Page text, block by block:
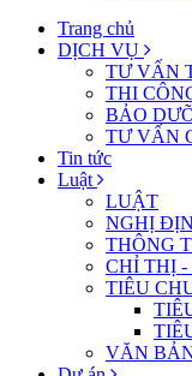
Trang chủ
DỊCH VỤ
TƯ VẤN
THI
BẢO
TƯ VẤN
Tin tức
Luật
LUẬT
NGHỊ
THÔNG
CHỈ THỊ
TIÊU
VĂN